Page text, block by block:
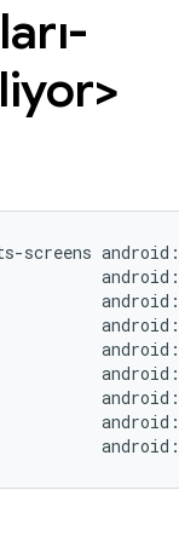
screens android:
android:
android:
android:
android:
android:
android:
android:
android: